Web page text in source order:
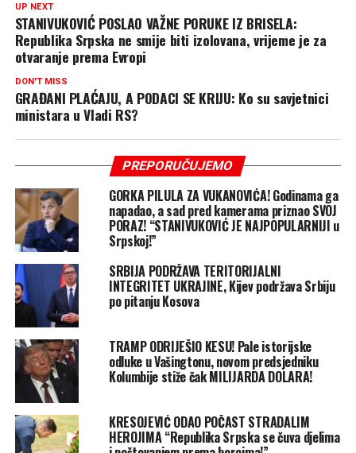
UP NEXT
STANIVUKOVIĆ POSLAO VAŽNE PORUKE IZ BRISELA:
Republika Srpska ne smije biti izolovana, vrijeme je za
otvaranje prema Evropi
DON'T MISS
GRAĐANI PLAĆAJU, A PODACI SE KRIJU: Ko su savjetnici
ministara u Vladi RS?
PREPORUČUJEMO
GORKA PILULA ZA VUKANOVIĆA! Godinama ga
napadao, a sad pred kamerama priznao SVOJ
PORAZ! “STANIVUKOVIĆ JE NAJPOPULARNIJI u
Srpskoj!”
SRBIJA PODRŽAVA TERITORIJALNI
INTEGRITET UKRAJINE, Kijev podržava Srbiju
po pitanju Kosova
TRAMP ODRIJEŠIO KESU! Pale istorijske
odluke u Vašingtonu, novom predsjedniku
Kolumbije stiže čak MILIJARDA DOLARA!
KRESOJEVIĆ ODAO POČAST STRADALIM
HEROJIMA “Republika Srpska se čuva djelima